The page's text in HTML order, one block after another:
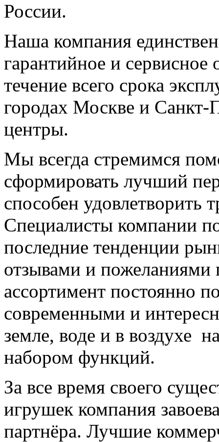
России.
Наша компания
гарантийное и
течение всего срока
городах Москве и Санкт-
центры.
Мы всегда стремимся
сформировать лучший
способен удовлетворить
Специалисты компании
последние тенденции
отзывами и пожеланиями
ассортимент постоянно
современными и
земле, воде и в воздухе
набором функций.
За все время своего
игрушек компания
партнёра. Лучшие